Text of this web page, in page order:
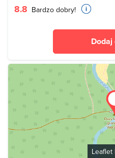
8.8 Bardzo dobry!
Leaflet